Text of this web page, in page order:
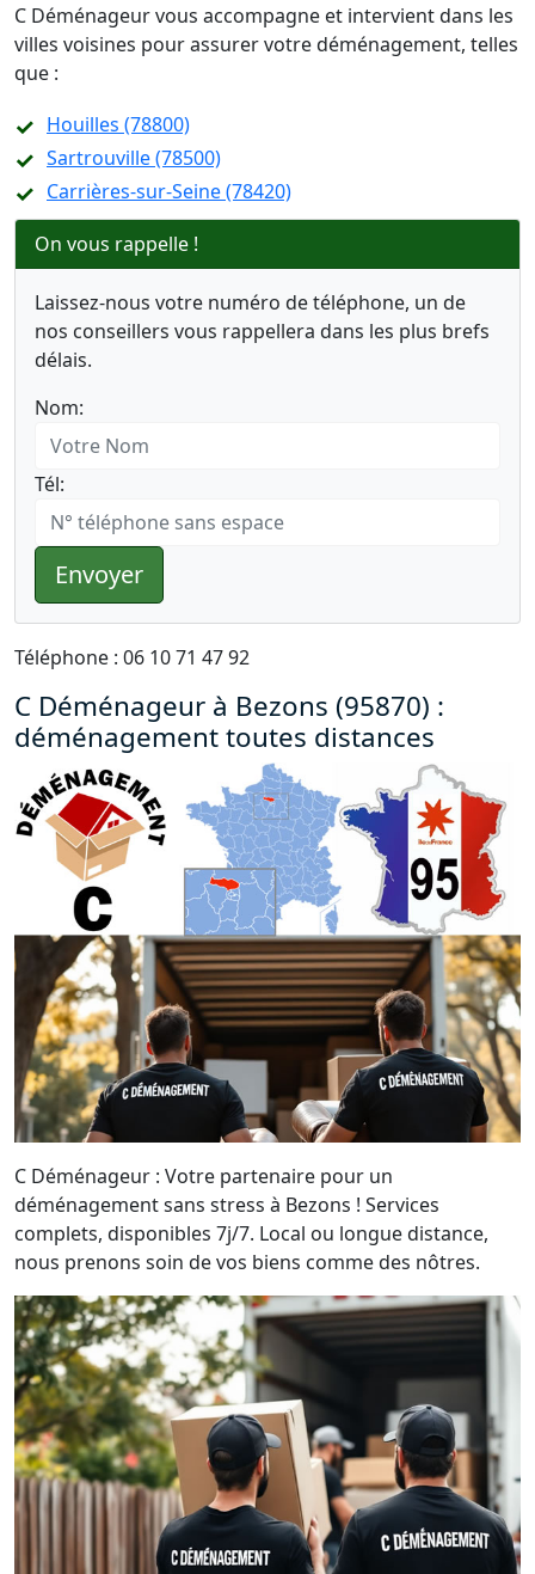
C Déménageur vous accompagne et intervient dans les
villes voisines pour assurer votre déménagement, telles
que :
Houilles (78800)
Sartrouville (78500)
Carrières-sur-Seine (78420)
On vous rappelle !
Laissez-nous votre numéro de téléphone, un de
nos conseillers vous rappellera dans les plus brefs
délais.
Nom:
Tél:
Envoyer
Téléphone : 06 10 71 47 92
C Déménageur à Bezons (95870) :
déménagement toutes distances
C Déménageur : Votre partenaire pour un
déménagement sans stress à Bezons ! Services
complets, disponibles 7j/7. Local ou longue distance,
nous prenons soin de vos biens comme des nôtres.